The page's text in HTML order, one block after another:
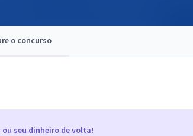
o concurso
seu dinheiro de volta!